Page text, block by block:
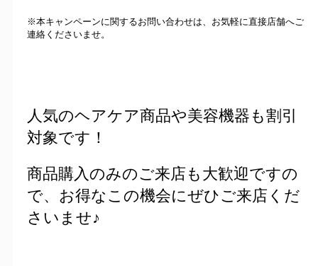
※本キャンペーンに関するお問い合わせは、お気軽に直接店舗へご
連絡くださいませ。
人気のヘアケア商品や美容機器も割引
対象です！
商品購入のみのご来店も大歓迎ですの
で、お得なこの機会にぜひご来店くだ
さいませ♪